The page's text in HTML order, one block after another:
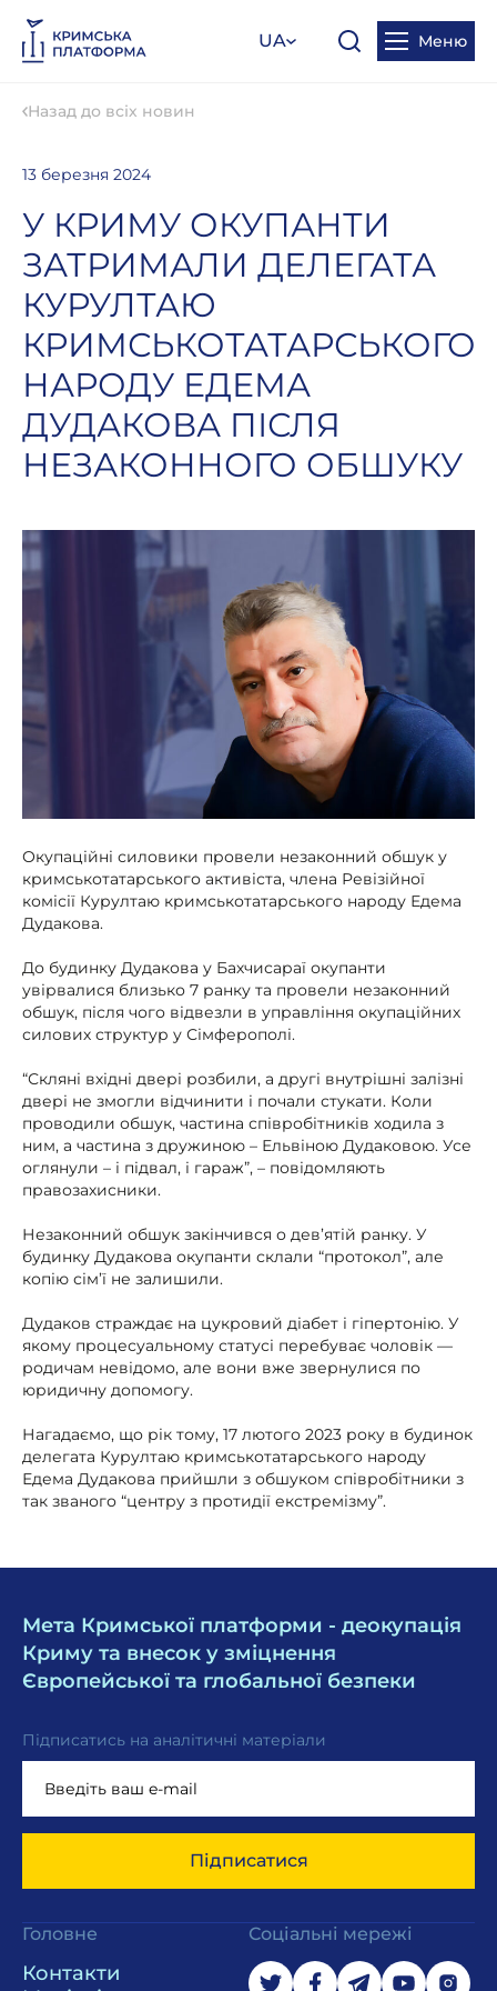
UA Меню
Назад до всіх новин
13 березня 2024
У КРИМУ ОКУПАНТИ
ЗАТРИМАЛИ ДЕЛЕГАТА
КУРУЛТАЮ
КРИМСЬКОТАТАРСЬКОГО
НАРОДУ ЕДЕМА
ДУДАКОВА ПІСЛЯ
НЕЗАКОННОГО ОБШУКУ
Окупаційні силовики провели незаконний обшук у
кримськотатарського активіста, члена Ревізійної
комісії Курултаю кримськотатарського народу Едема
Дудакова.
До будинку Дудакова у Бахчисараї окупанти
увірвалися близько 7 ранку та провели незаконний
обшук, після чого відвезли в управління окупаційних
силових структур у Сімферополі.
“Скляні вхідні двері розбили, а другі внутрішні залізні
двері не змогли відчинити і почали стукати. Коли
проводили обшук, частина співробітників ходила з
ним, а частина з дружиною – Ельвіною Дудаковою. Усе
оглянули – і підвал, і гараж”, – повідомляють
правозахисники.
Незаконний обшук закінчився о дев’ятій ранку. У
будинку Дудакова окупанти склали “протокол”, але
копію сім’ї не залишили.
Дудаков страждає на цукровий діабет і гіпертонію. У
якому процесуальному статусі перебуває чоловік —
родичам невідомо, але вони вже звернулися по
юридичну допомогу.
Нагадаємо, що рік тому, 17 лютого 2023 року в будинок
делегата Курултаю кримськотатарського народу
Едема Дудакова прийшли з обшуком співробітники з
так званого “центру з протидії екстремізму”.
Мета Кримської платформи - деокупація
Криму та внесок у зміцнення
Європейської та глобальної безпеки
Підписатись на аналітичні матеріали
Підписатися
Головне
Контакти
Соціальні мережі